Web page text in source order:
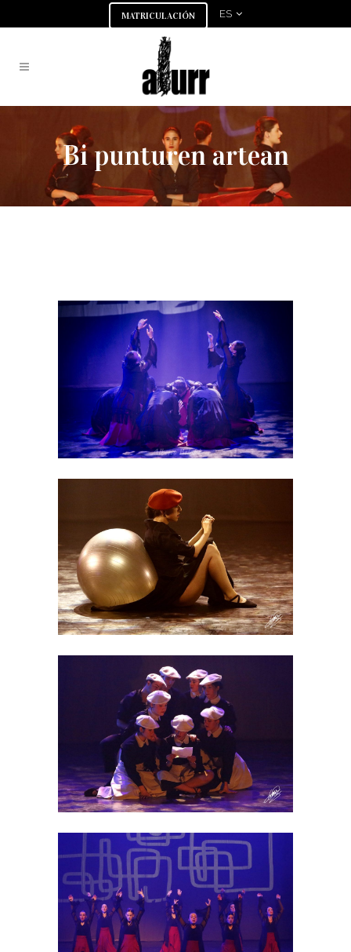
MATRICULACIÓN ES
Bi punturen artean